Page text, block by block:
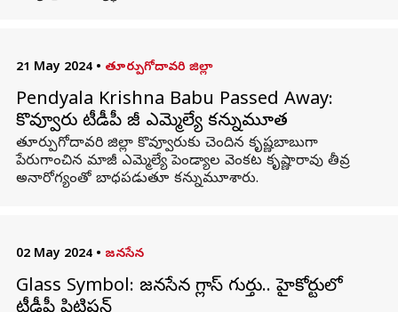
21 May 2024 • తూర్పుగోదావరి జిల్లా
Pendyala Krishna Babu Passed Away:
కొవ్వూరు టీడీపీ మాజీ ఎమ్మెల్యే కన్నుమూత
తూర్పుగోదావరి జిల్లా కొవ్వూరుకు చెందిన కృష్ణబాబుగా
పేరుగాంచిన మాజీ ఎమ్మెల్యే పెండ్యాల వెంకట కృష్ణారావు తీవ్ర
అనారోగ్యంతో బాధపడుతూ కన్నుమూశారు.
02 May 2024 • జనసేన
Glass Symbol: జనసేన గ్లాస్ గుర్తు.. హైకోర్టులో